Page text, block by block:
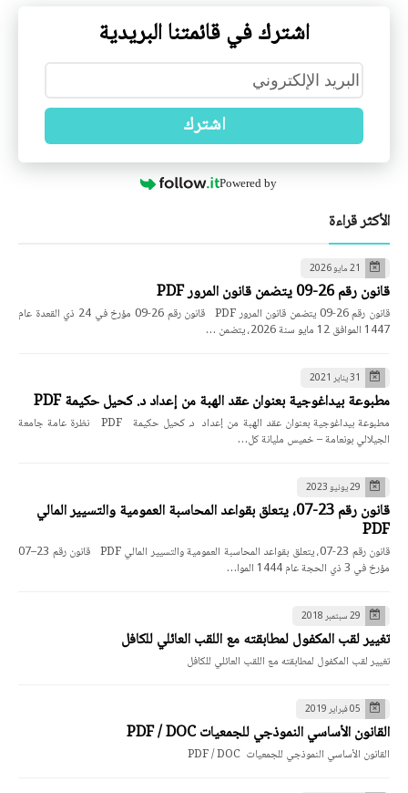
اشترك في قائمتنا البريدية
اشترك
Powered by
الأكثر قراءة
21 مايو 2026
قانون رقم 26-09 يتضمن قانون المرور PDF
قانون رقم 26-09 يتضمن قانون المرور PDF قانون رقم 26-09 مؤرخ في 24 ذي القعدة عام
1447 الموافق 12 مايو سنة 2026، يتضمن …
31 يناير 2021
مطبوعة بيداغوجية بعنوان عقد الهبة من إعداد د. كحيل حكيمة PDF
مطبوعة بيداغوجية بعنوان عقد الهبة من إعداد د. كحيل حكيمة PDF نظرة عامة جامعة
الجيلالي بونعامة – خميس مليانة كل…
29 يونيو 2023
قانون رقم 23-07، يتعلق بقواعد المحاسبة العمومية والتسيير المالي
PDF
قانون رقم 23-07، يتعلق بقواعد المحاسبة العمومية والتسيير المالي PDF قانون رقم 23–07
مؤرخ في 3 ذي الحجة عام 1444 الموا…
29 سبتمبر 2018
تغيير لقب المكفول لمطابقته مع اللقب العائلي للكافل
تغيير لقب المكفول لمطابقته مع اللقب العائلي للكافل
05 فبراير 2019
القانون الأساسي النموذجي للجمعيات PDF / DOC
القانون الأساسي النموذجي للجمعيات PDF / DOC